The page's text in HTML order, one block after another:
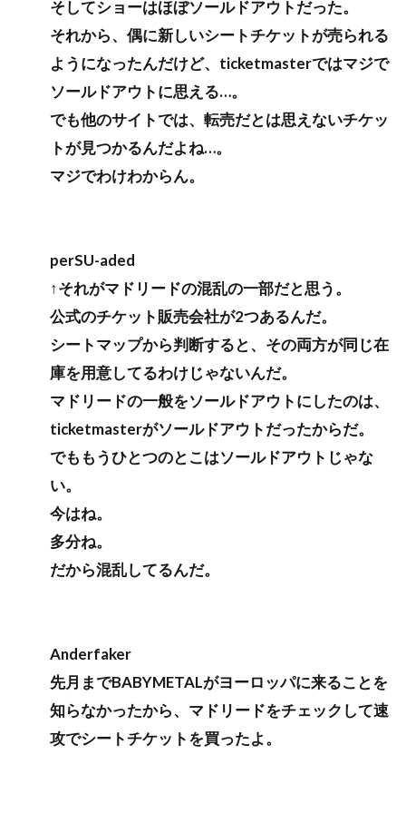
そしてショーはほぼソールドアウトだった。
それから、偶に新しいシートチケットが売られる
ようになったんだけど、ticketmasterではマジで
ソールドアウトに思える…。
でも他のサイトでは、転売だとは思えないチケッ
トが見つかるんだよね…。
マジでわけわからん。
perSU-aded
↑それがマドリードの混乱の一部だと思う。
公式のチケット販売会社が2つあるんだ。
シートマップから判断すると、その両方が同じ在
庫を用意してるわけじゃないんだ。
マドリードの一般をソールドアウトにしたのは、
ticketmasterがソールドアウトだったからだ。
でももうひとつのとこはソールドアウトじゃな
い。
今はね。
多分ね。
だから混乱してるんだ。
Anderfaker
先月までBABYMETALがヨーロッパに来ることを
知らなかったから、マドリードをチェックして速
攻でシートチケットを買ったよ。